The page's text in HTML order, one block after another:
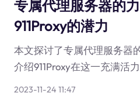
专属代理服务器的
911Proxy的潜力
本文探讨了专属代理服务器
介绍911Proxy在这一充满活
2023-11-24 11:47